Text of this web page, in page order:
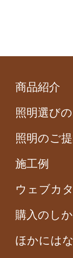
商品紹介
照明選び
照明のご
施工例
ウェブカ
購入のし
ほかには